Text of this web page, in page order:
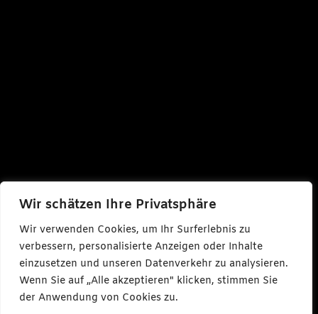
Wir schätzen Ihre Privatsphäre
Wir verwenden Cookies, um Ihr Surferlebnis zu
verbessern, personalisierte Anzeigen oder Inhalte
einzusetzen und unseren Datenverkehr zu analysieren.
Wenn Sie auf „Alle akzeptieren" klicken, stimmen Sie
der Anwendung von Cookies zu.